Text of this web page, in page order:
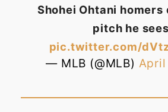
Shohei Ohtani
pitch he
pic.twitter.com/
— MLB (@MLB) April